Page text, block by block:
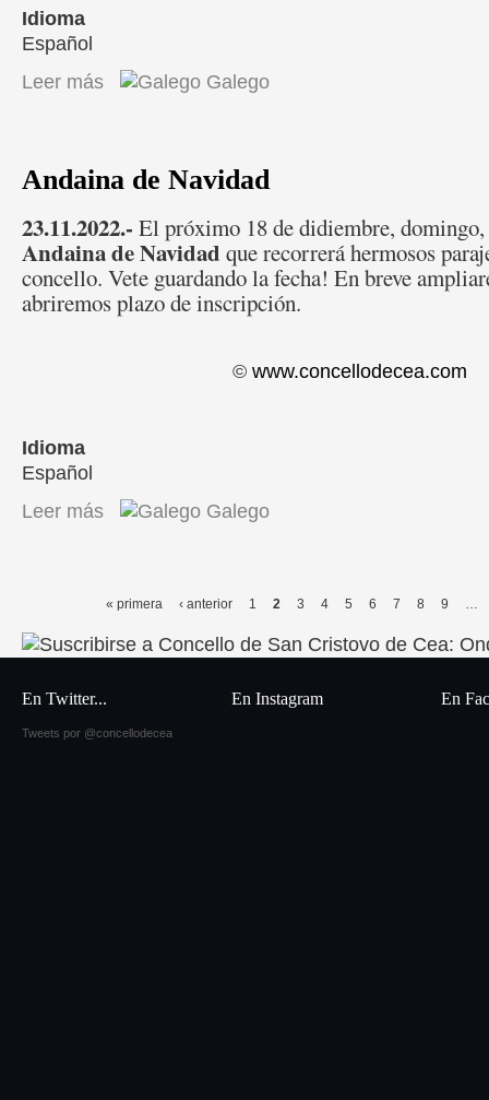
Idioma
Español
Leer más sobre Bolsa de Empleo
Galego
Andaina de Navidad
23.11.2022.- El próximo 18 de didiembre, domingo,
Andaina de Navidad que recorrerá hermosos
concello. Vete guardando la fecha! En breve
abriremos plazo de inscripción.
© www.concellodecea.com
Idioma
Español
Leer más sobre Andaina de Navidad
Galego
« primera ‹ anterior 1 2 3 4 5 6 7 8 9 …
En Twitter...
Tweets por @concellodecea
En Instagram En